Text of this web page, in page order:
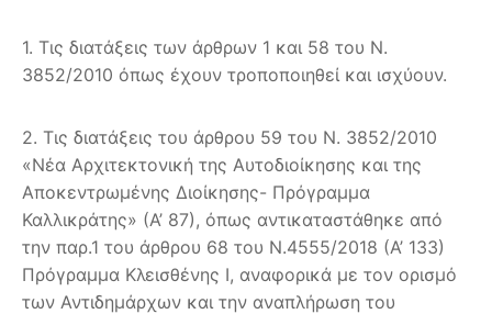
1. Τις διατάξεις των άρθρων 1 και 58 του Ν.
3852/2010 όπως έχουν τροποποιηθεί και ισχύουν.
2. Τις διατάξεις του άρθρου 59 του Ν. 3852/2010
«Νέα Αρχιτεκτονική της Αυτοδιοίκησης και της
Αποκεντρωμένης Διοίκησης- Πρόγραμμα
Καλλικράτης» (Α’ 87), όπως αντικαταστάθηκε από
την παρ.1 του άρθρου 68 του Ν.4555/2018 (Α’ 133)
Πρόγραμμα Κλεισθένης Ι, αναφορικά με τον ορισμό
των Αντιδημάρχων και την αναπλήρωση του